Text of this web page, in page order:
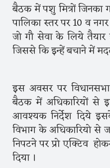
बैठक में पशु मित्रों जिनका
पालिका स्तर पर 10 व
जो गौ सेवा के लिये तैयार
जिससे कि इन्हें बचाने में
इस अवसर पर
बैठक में अधिकारियों से
आवश्यक निर्देश दिये
विभाग के अधिकारियो
निपटने पर प्रो एक्टिव
दिया ।